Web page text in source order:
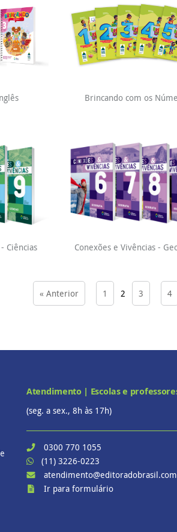
Brincando com os
Ciências Conexões e Vivências -
« Anterior 1 2 3 4
Atendimento | Escolas e
(seg. a sex., 8h às 17h)
0300 770 1055
(11) 3226-0223
Ir para formulário